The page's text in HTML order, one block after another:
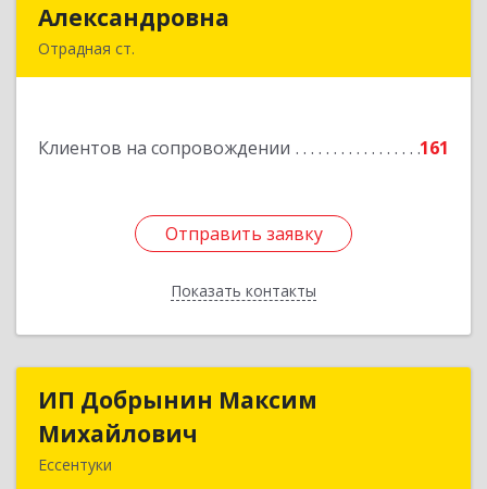
Александровна
Отрадная ст.
Клиентов на сопровождении 161
Отправить заявку
Показать контакты
Подробнее
Отправить заявку
Назад
ИП Добрынин Максим
Михайлович
Ессентуки
ИП Добрынин Максим